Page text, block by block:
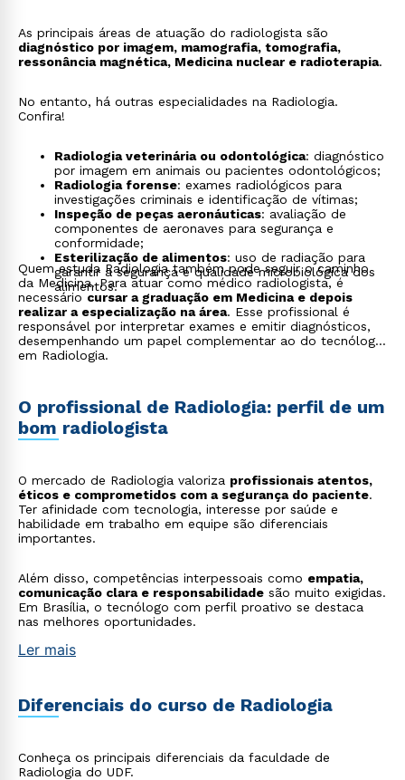
As principais áreas de atuação do radiologista são
diagnóstico por imagem, mamografia, tomografia,
ressonância magnética, Medicina nuclear e radioterapia.
No entanto, há outras especialidades na Radiologia.
Confira!
Radiologia veterinária ou odontológica: diagnóstico
por imagem em animais ou pacientes odontológicos;
Radiologia forense: exames radiológicos para
investigações criminais e identificação de vítimas;
Inspeção de peças aeronáuticas: avaliação de
componentes de aeronaves para segurança e
conformidade;
Esterilização de alimentos: uso de radiação para
garantir a segurança e qualidade microbiológica dos
alimentos.
Quem estuda Radiologia também pode seguir o caminho
da Medicina. Para atuar como médico radiologista, é
necessário cursar a graduação em Medicina e depois
realizar a especialização na área. Esse profissional é
responsável por interpretar exames e emitir diagnósticos,
desempenhando um papel complementar ao do tecnólogo
em Radiologia.
O profissional de Radiologia: perfil de um
bom radiologista
O mercado de Radiologia valoriza profissionais atentos,
éticos e comprometidos com a segurança do paciente.
Ter afinidade com tecnologia, interesse por saúde e
habilidade em trabalho em equipe são diferenciais
importantes.
Além disso, competências interpessoais como empatia,
comunicação clara e responsabilidade são muito exigidas.
Em Brasília, o tecnólogo com perfil proativo se destaca
nas melhores oportunidades.
Ler mais
Diferenciais do curso de Radiologia
Conheça os principais diferenciais da faculdade de
Radiologia do UDF.